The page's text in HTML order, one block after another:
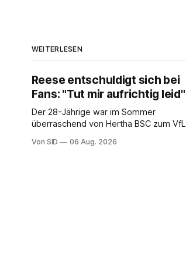
WEITERLESEN
Reese entschuldigt sich bei
Fans: "Tut mir aufrichtig leid"
Der 28-Jährige war im Sommer
überraschend von Hertha BSC zum VfL
Von SID 06 Aug. 2026